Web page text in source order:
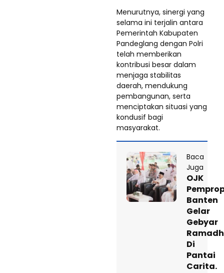
Menurutnya, sinergi yang
selama ini terjalin antara
Pemerintah Kabupaten
Pandeglang dengan Polri
telah memberikan
kontribusi besar dalam
menjaga stabilitas
daerah, mendukung
pembangunan, serta
menciptakan situasi yang
kondusif bagi
masyarakat.
Baca
Juga
OJK
Banten
Gelar
Gebyar
Di
Pantai
Carita.